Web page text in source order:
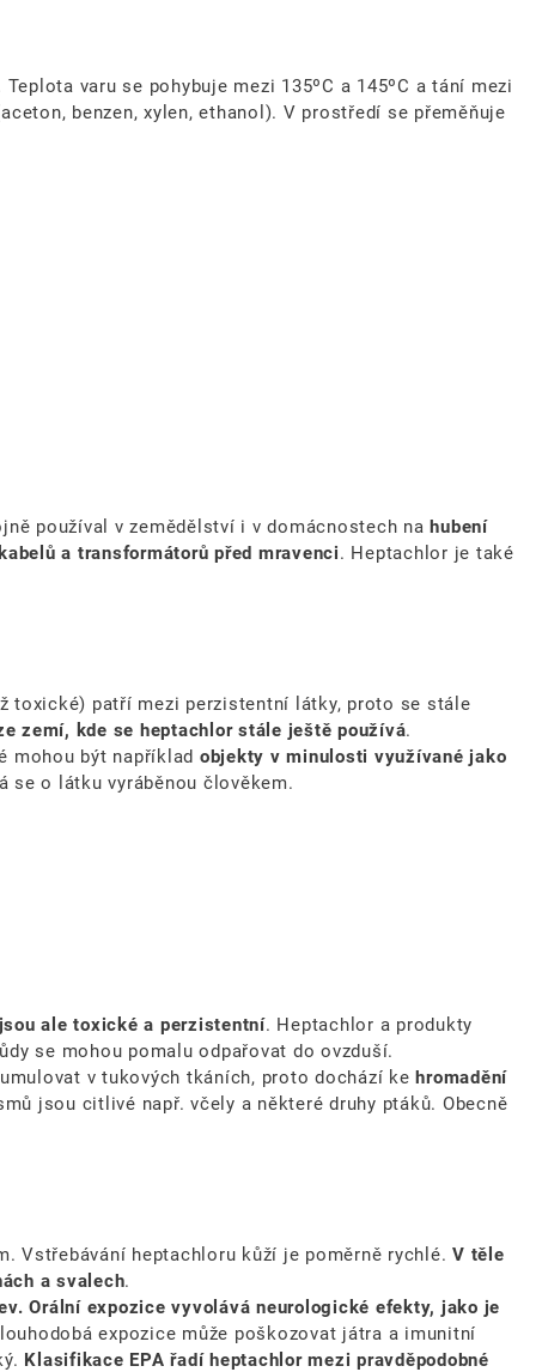
varu se pohybuje mezi 135ºC a 145ºC a tání mezi
benzen, xylen, ethanol). V prostředí se přeměňuje
používal v zemědělství i v domácnostech nahubení
a transformátorů před mravenci. Heptachlor je také
toxické) patří mezi perzistentní látky, proto se stále
zemí, kde se heptachlor stále ještě používá.
mohou být například objekty v minulosti využívané jako
se o látku vyráběnou člověkem.
ale toxické a perzistentní. Heptachlor a produkty
se mohou pomalu odpařovat do ovzduší.
v tukových tkáních, proto dochází kehromadění
jsou citlivé např. včely a některé druhy ptáků. Obecně
Vstřebávání heptachloru kůží je poměrně rychlé. V těle
a svalech.
Orální expozice vyvolává neurologické efekty, jako je
expozice může poškozovat játra a imunitní
Klasifikace EPA řadí heptachlor mezi pravděpodobné